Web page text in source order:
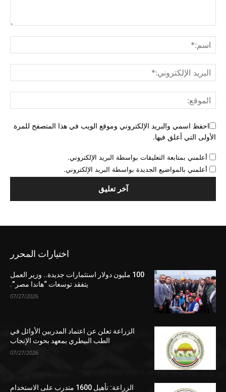
احفظ اسمي والبريد الإلكتروني وموقع الويب في هذا المتصفح للمرة
الأولى التي أعلق فيها.
أعلمني بمتابعة التعليقات بواسطة البريد الإلكتروني.
أعلمني بالمواضيع الجديدة بواسطة البريد الإلكتروني.
اختيارات المحرر
100 مليون دولار استثمارات جديدة.. وزير العمل
يتفقد توسعات “هاندا مصر”.
07/27/2026
الزراعة تعلن عن اعتماد المدربين الأوائل في
الطب البيطري بمعهد بحوث الإنجاب
07/27/2026
الزراعة: تأهيل 1600 متدرب على الاستخدام